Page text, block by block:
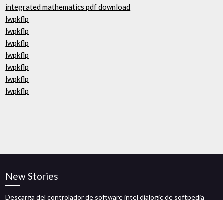
integrated mathematics pdf download
lwpkflp
lwpkflp
lwpkflp
lwpkflp
lwpkflp
lwpkflp
lwpkflp
New Stories
Descarga del controlador de software intel dialogic de softpedia